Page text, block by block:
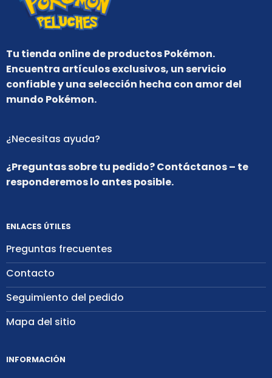
Tu tienda online de productos Pokémon.
Encuentra artículos exclusivos, un servicio
confiable y una selección hecha con amor del
mundo Pokémon.
ENLACES ÚTILES
Preguntas frecuentes
Contacto
Seguimiento del pedido
Mapa del sitio
INFORMACIÓN
¿Necesitas ayuda?
¿Preguntas sobre tu pedido? Contáctanos – te
responderemos lo antes posible.